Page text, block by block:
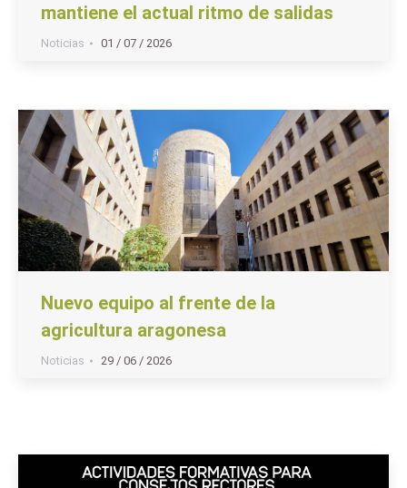
mantiene el actual ritmo de salidas
Noticias 01 / 07 / 2026
Nuevo equipo al frente de la
agricultura aragonesa
Noticias 29 / 06 / 2026